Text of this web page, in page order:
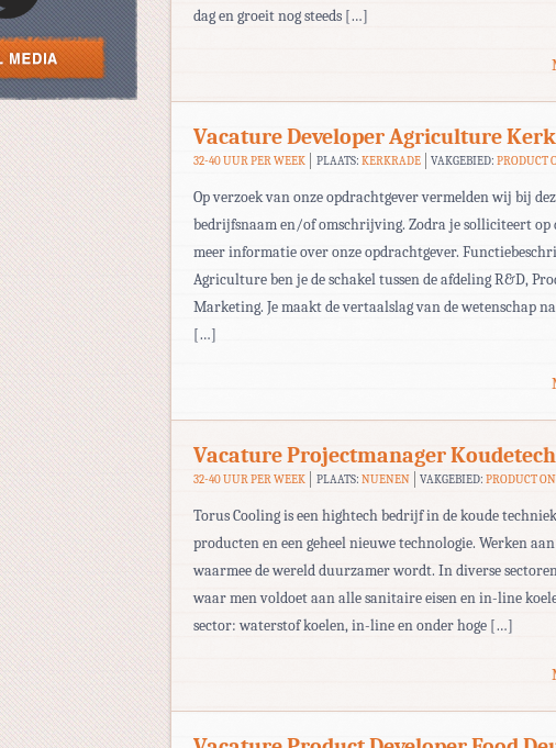
dag en groeit nog steeds […]
Vacature Developer Agriculture
32-40 UUR PER WEEK PLAATS: KERKRADE VAKGEBIED:PRODUCT
Op verzoek van onze opdrachtgever vermelden wij bij
bedrijfsnaam en/of omschrijving. Zodra je solliciteert op
meer informatie over onze opdrachtgever.
Agriculture ben je de schakel tussen de afdeling R&D,
Marketing. Je maakt de vertaalslag van de wetenschap
[…]
Vacature Projectmanager
32-40 UUR PER WEEK PLAATS: NUENEN VAKGEBIED:PRODUCT
Torus Cooling is een hightech bedrijf in de koude
producten en een geheel nieuwe technologie. Werken
waarmee de wereld duurzamer wordt. In diverse
waar men voldoet aan alle sanitaire eisen en in-line
sector: waterstof koelen, in-line en onder hoge […]